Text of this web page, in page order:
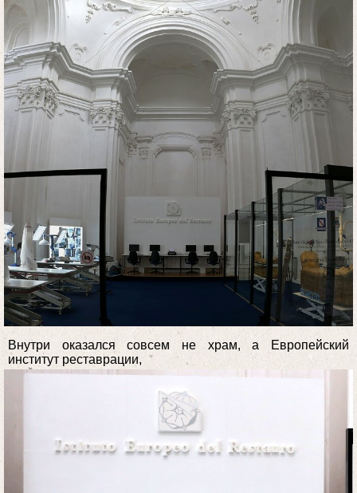
Внутри оказался совсем не храм, а Европейский
институт реставрации,